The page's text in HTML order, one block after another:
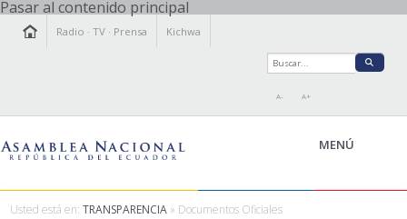
Pasar al contenido principal
Radio ·TV · Prensa Kichwa
A- A+
MENÚ
Usted está en:TRANSPARENCIA » Documentos Oficiales